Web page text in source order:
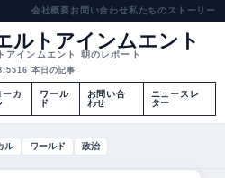
会社概要お問い合わせ私たちのストーリー
ルトアインムエント
アインムエント 朝のレポート
16 本日の記事
ーカ
ワール
ド
お問い合
わせ
ニュースレ
ター
ル ワールド 政治